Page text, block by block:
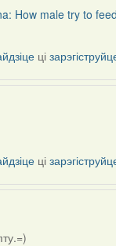
How male try to
ці
ці